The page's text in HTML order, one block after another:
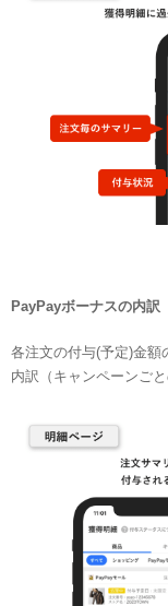
PayPayボーナスの内訳
各注文の付与(予定)金額
内訳（キャンペーンご